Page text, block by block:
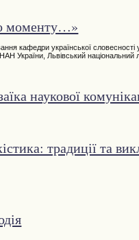
моменту…»
кафедри української словесності
України, Львівський національний
наукової
традиції та